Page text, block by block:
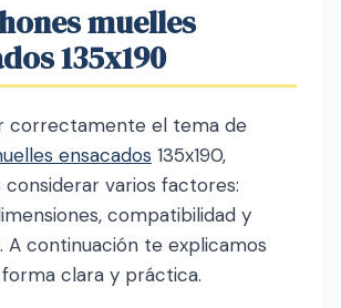
muelles
135x190
correctamente el tema de
ensacados 135x190,
varios factores:
compatibilidad y
A continuación te explicamos
clara y práctica.